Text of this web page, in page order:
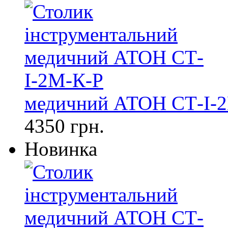
медичний АТОН СТ-І-
4350 грн.
Новинка